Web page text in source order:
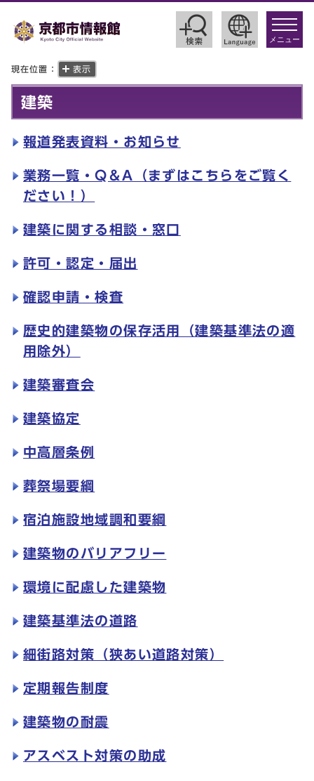
toggle
メニュー
現在位置： 表示
建築
報道発表資料・お知らせ
業務一覧・Q＆A（まずはこちらをご覧く
ださい！）
建築に関する相談・窓口
許可・認定・届出
確認申請・検査
歴史的建築物の保存活用（建築基準法の適
用除外）
建築審査会
建築協定
中高層条例
葬祭場要綱
宿泊施設地域調和要綱
建築物のバリアフリー
環境に配慮した建築物
建築基準法の道路
細街路対策（狭あい道路対策）
定期報告制度
建築物の耐震
アスベスト対策の助成